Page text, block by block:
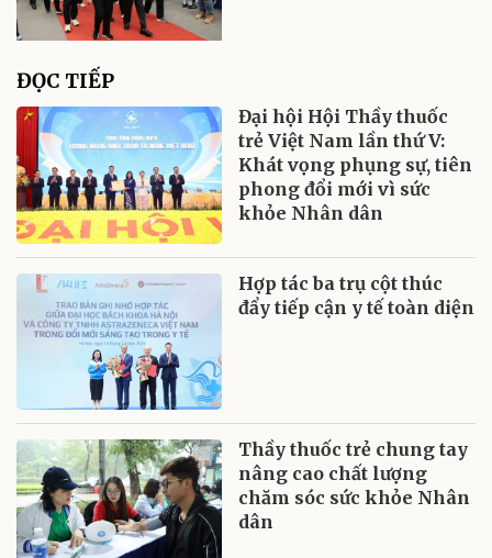
ĐỌC TIẾP
Đại hội Hội Thầy thuốc
trẻ Việt Nam lần thứ V:
Khát vọng phụng sự, tiên
phong đổi mới vì sức
khỏe Nhân dân
Hợp tác ba trụ cột thúc
đẩy tiếp cận y tế toàn diện
Thầy thuốc trẻ chung tay
nâng cao chất lượng
chăm sóc sức khỏe Nhân
dân